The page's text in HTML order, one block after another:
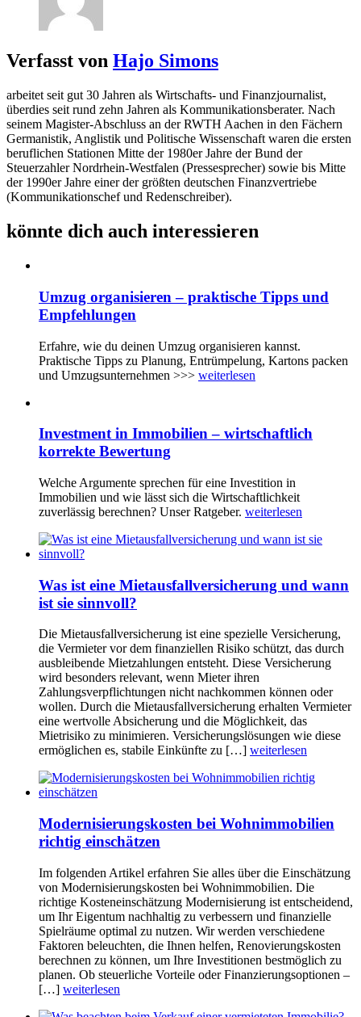
Verfasst von Hajo Simons
arbeitet seit gut 30 Jahren als Wirtschafts- und Finanzjournalist,
überdies seit rund zehn Jahren als Kommunikationsberater. Nach
seinem Magister-Abschluss an der RWTH Aachen in den Fächern
Germanistik, Anglistik und Politische Wissenschaft waren die ersten
beruflichen Stationen Mitte der 1980er Jahre der Bund der
Steuerzahler Nordrhein-Westfalen (Pressesprecher) sowie bis Mitte
der 1990er Jahre einer der größten deutschen Finanzvertriebe
(Kommunikationschef und Redenschreiber).
könnte dich auch interessieren
Umzug organisieren – praktische Tipps und
Empfehlungen
Erfahre, wie du deinen Umzug organisieren kannst.
Praktische Tipps zu Planung, Entrümpelung, Kartons packen
und Umzugsunternehmen >>> weiterlesen
Investment in Immobilien – wirtschaftlich
korrekte Bewertung
Welche Argumente sprechen für eine Investition in
Immobilien und wie lässt sich die Wirtschaftlichkeit
zuverlässig berechnen? Unser Ratgeber. weiterlesen
Was ist eine Mietausfallversicherung und wann
ist sie sinnvoll?
Die Mietausfallversicherung ist eine spezielle Versicherung,
die Vermieter vor dem finanziellen Risiko schützt, das durch
ausbleibende Mietzahlungen entsteht. Diese Versicherung
wird besonders relevant, wenn Mieter ihren
Zahlungsverpflichtungen nicht nachkommen können oder
wollen. Durch die Mietausfallversicherung erhalten Vermieter
eine wertvolle Absicherung und die Möglichkeit, das
Mietrisiko zu minimieren. Versicherungslösungen wie diese
ermöglichen es, stabile Einkünfte zu […] weiterlesen
Modernisierungskosten bei Wohnimmobilien
richtig einschätzen
Im folgenden Artikel erfahren Sie alles über die Einschätzung
von Modernisierungskosten bei Wohnimmobilien. Die
richtige Kosteneinschätzung Modernisierung ist entscheidend,
um Ihr Eigentum nachhaltig zu verbessern und finanzielle
Spielräume optimal zu nutzen. Wir werden verschiedene
Faktoren beleuchten, die Ihnen helfen, Renovierungskosten
berechnen zu können, um Ihre Investitionen bestmöglich zu
planen. Ob steuerliche Vorteile oder Finanzierungsoptionen –
[…] weiterlesen